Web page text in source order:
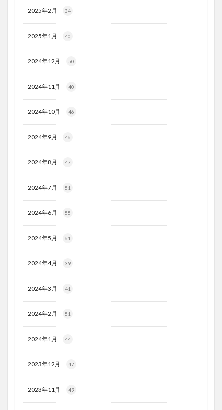
2025年2月 34
2025年1月 40
2024年12月 50
2024年11月 40
2024年10月 46
2024年9月 46
2024年8月 47
2024年7月 51
2024年6月 55
2024年5月 61
2024年4月 39
2024年3月 41
2024年2月 51
2024年1月 44
2023年12月 47
2023年11月 49